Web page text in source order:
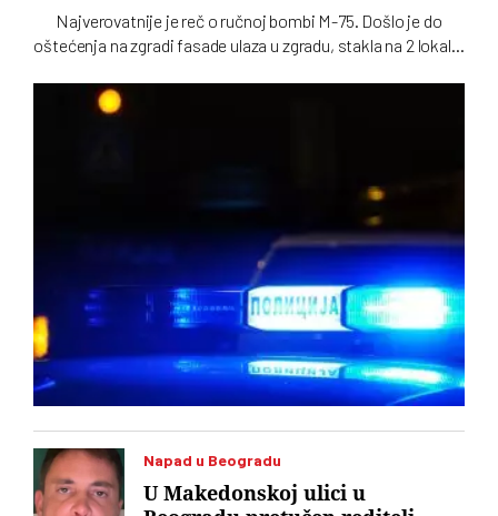
Najverovatnije je reč o ručnoj bombi M-75. Došlo je do
oštećenja na zgradi fasade ulaza u zgradu, stakla na 2 lokala,
Napad u Beogradu
U Makedonskoj ulici u